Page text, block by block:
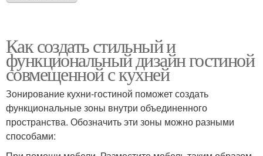
Как создать стильный и
функциональный дизайн гостиной
совмещенной с кухней
Зонирование кухни-гостиной поможет создать
функциональные зоны внутри объединенного
пространства. Обозначить эти зоны можно разными
способами: